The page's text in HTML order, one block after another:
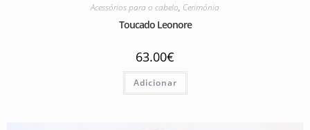
Acessórios para o cabelo, Cerimónia
Toucado Leonore
63.00€
Adicionar